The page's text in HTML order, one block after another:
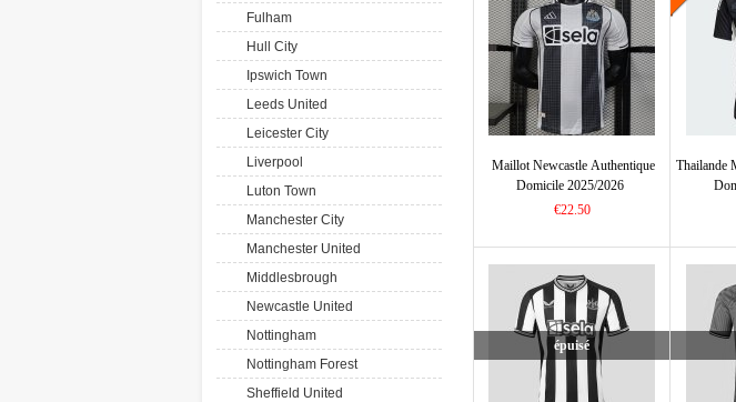
Fulham
Hull City
Ipswich Town
Leeds United
Leicester City
Liverpool
Luton Town
Manchester City
Manchester United
Middlesbrough
Newcastle United
Nottingham
Nottingham Forest
Sheffield United
Maillot Newcastle Authentique
Domicile 2025/2026
€22.50
Thailande
épuisé